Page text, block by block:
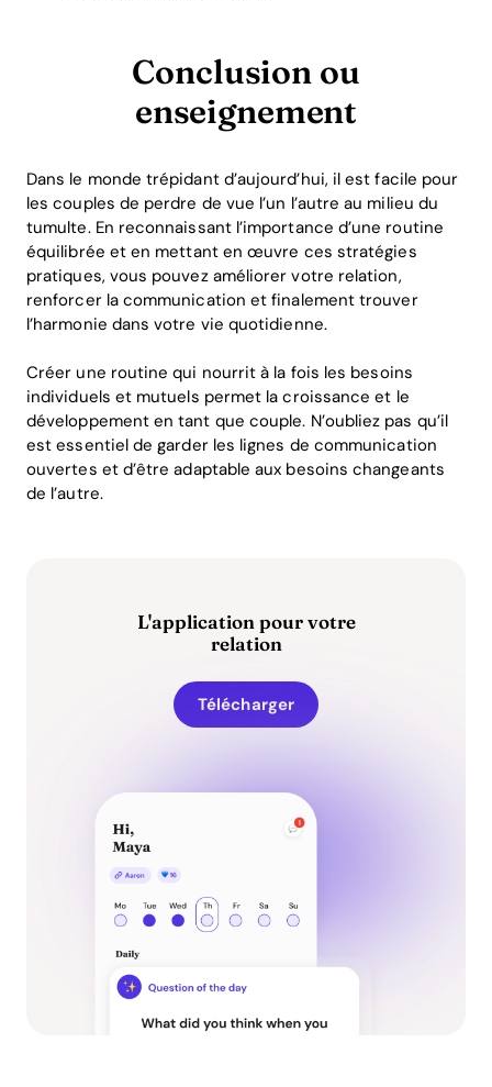
Conclusion ou
enseignement
Dans le monde trépidant d’aujourd’hui, il est facile pour
les couples de perdre de vue l’un l’autre au milieu du
tumulte. En reconnaissant l’importance d’une routine
équilibrée et en mettant en œuvre ces stratégies
pratiques, vous pouvez améliorer votre relation,
renforcer la communication et finalement trouver
l’harmonie dans votre vie quotidienne.
Créer une routine qui nourrit à la fois les besoins
individuels et mutuels permet la croissance et le
développement en tant que couple. N’oubliez pas qu’il
est essentiel de garder les lignes de communication
ouvertes et d’être adaptable aux besoins changeants
de l’autre.
L'application pour votre
relation
Télécharger